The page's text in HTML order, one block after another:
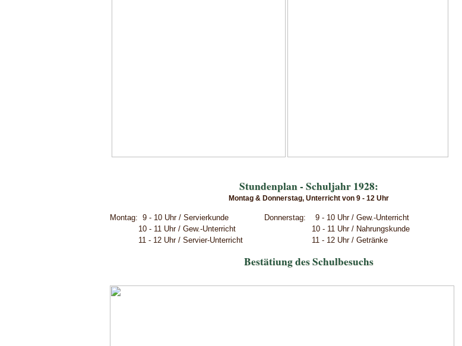
Stundenplan - Schuljahr 1928:
Montag & Donnerstag, Unterricht von 9 - 12 Uhr
Montag: 9 - 10 Uhr / Servierkunde
Donnerstag: 9 - 10 Uhr / Gew.-Unterricht
10 - 11 Uhr / Gew.-Unterricht
10 - 11 Uhr / Nahrungskunde
11 - 12 Uhr / Servier-Unterricht 11 - 12 Uhr / Getränke
Bestätiung des Schulbesuchs